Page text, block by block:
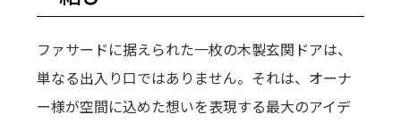
ファサードに据えられた一枚の木製玄関ドアは、
単なる出入り口ではありません。それは、オーナ
ー様が空間に込めた想いを表現する最大のアイデ